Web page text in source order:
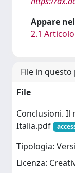
Appare
2.1
File in
File
Conclusioni. Il
Italia.pdf
Tipologia:
Licenza: